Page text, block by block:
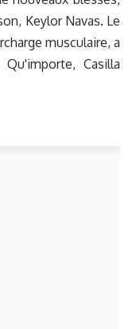
Keylor Navas. Le
musculaire, a
Casilla